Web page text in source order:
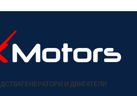
ГЕНЕРАТОРИ И ДВИГАТЕЛИ